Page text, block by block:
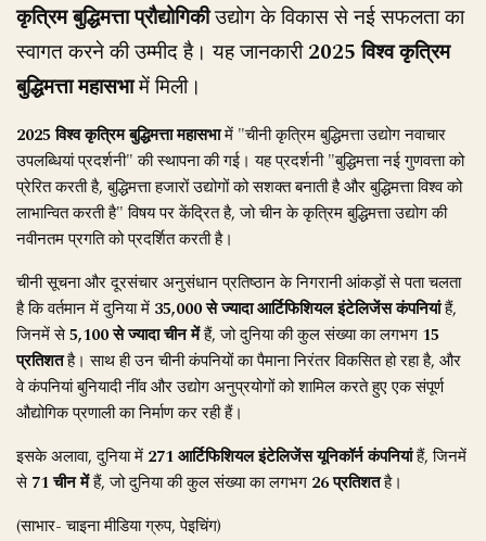
कृत्रिम बुद्धिमत्ता प्रौद्योगिकीउद्योग के विकास से नई सफलता का
स्वागत करने की उम्मीद है। यह जानकारी2025 विश्व कृत्रिम
बुद्धिमत्ता महासभामें मिली।
2025 विश्व कृत्रिम बुद्धिमत्ता महासभामें "चीनी कृत्रिम बुद्धिमत्ता उद्योग नवाचार
उपलब्धियां प्रदर्शनी" की स्थापना की गई। यह प्रदर्शनी "बुद्धिमत्ता नई गुणवत्ता को
प्रेरित करती है, बुद्धिमत्ता हजारों उद्योगों को सशक्त बनाती है और बुद्धिमत्ता विश्व को
लाभान्वित करती है" विषय पर केंद्रित है, जो चीन के कृत्रिम बुद्धिमत्ता उद्योग की
नवीनतम प्रगति को प्रदर्शित करती है।
चीनी सूचना और दूरसंचार अनुसंधान प्रतिष्ठान के निगरानी आंकड़ों से पता चलता
है कि वर्तमान में दुनिया में 35,000 से ज्यादा आर्टिफिशियल इंटेलिजेंस कंपनियांहैं,
जिनमें से5,100 से ज्यादा चीन मेंहैं, जो दुनिया की कुल संख्या का लगभग 15
प्रतिशतहै। साथ ही उन चीनी कंपनियों का पैमाना निरंतर विकसित हो रहा है, और
वे कंपनियां बुनियादी नींव और उद्योग अनुप्रयोगों को शामिल करते हुए एक संपूर्ण
औद्योगिक प्रणाली का निर्माण कर रही हैं।
इसके अलावा, दुनिया में 271 आर्टिफिशियल इंटेलिजेंस यूनिकॉर्न कंपनियांहैं, जिनमें
से71 चीन मेंहैं, जो दुनिया की कुल संख्या का लगभग 26 प्रतिशतहै।
(साभार- चाइना मीडिया ग्रुप, पेइचिंग)